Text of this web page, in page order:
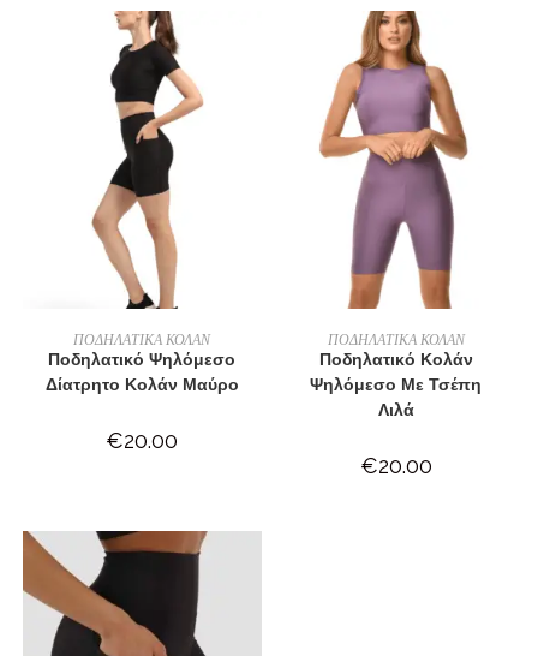
ΕΠΙΛΟΓΉ
ΠΟΔΗΛΑΤΙΚΑ ΚΟΛΑΝ
Ποδηλατικό Ψηλόμεσο
Δίατρητο Κολάν Μαύρο
€20.00
ΕΠΙΛΟΓΉ
ΠΟΔΗΛΑΤΙΚΑ ΚΟΛΑΝ
Ποδηλατικό Κολάν
Ψηλόμεσο Με Τσέπη
Λιλά
€20.00